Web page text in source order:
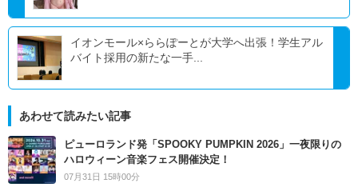
イオンモール×ららぽーとが大学へ出張！学生アル
バイト採用の新たな一手...
あわせて読みたい記事
ピューロランド発「SPOOKY PUMPKIN 2026」一夜限りの
ハロウィーン音楽フェス開催決定！
07月31日 15時00分